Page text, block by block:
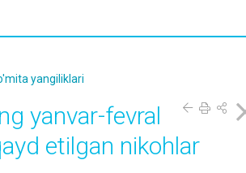
yangiliklari
yanvar-fevral
etilgan nikohlar